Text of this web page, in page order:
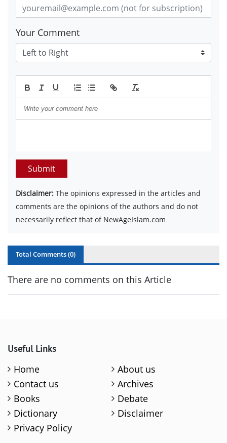
Your Comment
Submit
Disclaimer: The opinions expressed in the articles and
comments are the opinions of the authors and do not
necessarily reflect that of NewAgeIslam.com
Total Comments (0)
There are no comments on this Article
Useful Links
Home
About us
Contact us
Archives
Books
Debate
Dictionary
Disclaimer
Privacy Policy